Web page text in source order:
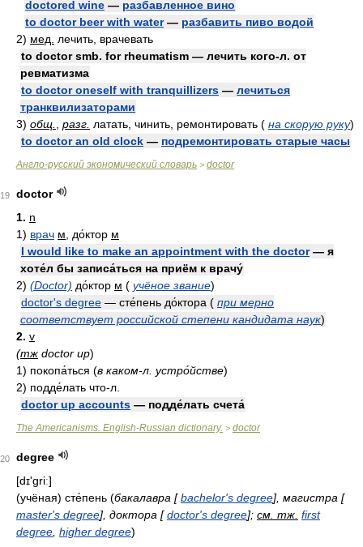
doctored wine — разбавленное вино
to doctor beer with water— разбавить пиво водой
2) мед.
лечить, врачевать
to doctor smb. for rheumatism — лечить кого-л. от
ревматизма
to doctor oneself with tranquillizers — лечиться
транквилизаторами
3) общ. разг. латать, чинить, ремонтировать ( на скорую руку)
to doctor an old clock — подремонтировать старые часы
Англо-русский экономический словарь > doctor
19
doctor
1. n
1) врач м , до́ктор м
I would like to make an appointment with the doctor— я
хоте́л бы записа́ться на приём к врачу́
2) (Doctor) до́ктор м ( учёное звание)
doctor's degree — сте́пень до́ктора ( при мерно
соответствует российской степени кандидата наук)
2. v
(тж doctor up)
1) покопа́ться (в каком-л. устро́йстве)
2) подде́лать что-л.
doctor up accounts — подде́лать счета́
The Americanisms. English-Russian dictionary. > doctor
20
degree
[dɪ'griː]
(учёная) сте́пень (бакалавра [bachelor's degree], магистра [
master's degree], доктора [doctor's degree]; см. тж. first
degree higher degree)